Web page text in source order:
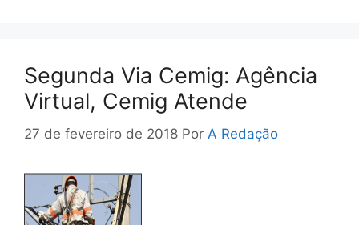
Segunda Via Cemig: Agência
Virtual, Cemig Atende
27 de fevereiro de 2018 Por A Redação